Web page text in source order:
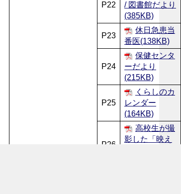
P22
/ 図書館だより
(385KB)
P23
休日急患当
番医(138KB)
P24
保健センタ
ーだより
(215KB)
P25
くらしのカ
レンダー
(164KB)
P26
高校生が撮
影した「映え